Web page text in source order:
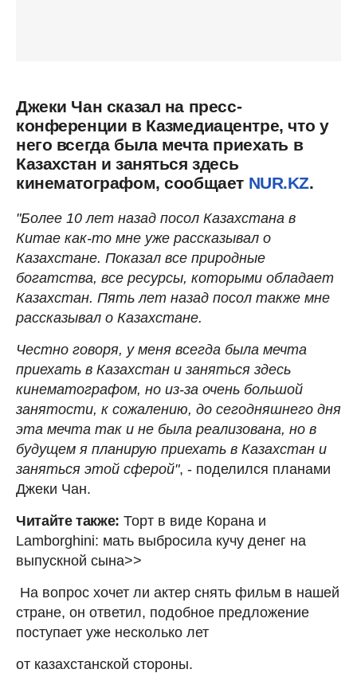
Джеки Чан сказал на пресс-
конференции в Казмедиацентре, что у
него всегда была мечта приехать в
Казахстан и заняться здесь
кинематографом, сообщает NUR.KZ.
"Более 10 лет назад посол Казахстана в
Китае как-то мне уже рассказывал о
Казахстане. Показал все природные
богатства, все ресурсы, которыми обладает
Казахстан. Пять лет назад посол также мне
рассказывал о Казахстане.
Честно говоря, у меня всегда была мечта
приехать в Казахстан и заняться здесь
кинематографом, но из-за очень большой
занятости, к сожалению, до сегодняшнего дня
эта мечта так и не была реализована, но в
будущем я планирую приехать в Казахстан и
заняться этой сферой", - поделился планами
Джеки Чан.
Читайте также: Торт в виде Корана и
Lamborghini: мать выбросила кучу денег на
выпускной сына>>
На вопрос хочет ли актер снять фильм в нашей
стране, он ответил, подобное предложение
поступает уже несколько лет
от казахстанской стороны.